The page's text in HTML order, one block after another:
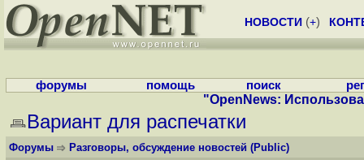
НОВОСТИ (+)
форумы помощь поиск
"OpenNews:
Вариант для распечатки
Форумы Разговоры, обсуждение новостей (Public)